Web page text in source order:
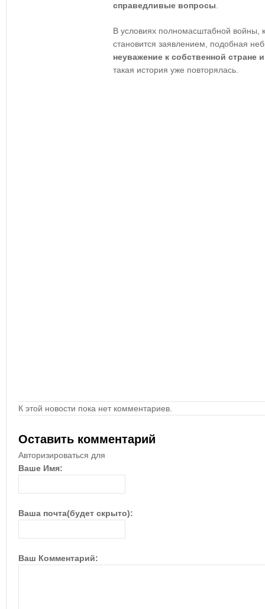
справедливые вопросы
В условиях полномасштабной войны,
становится заявлением, подобная
неуважение к собственной стране
такая история уже повторялась.
К этой новости пока нет комментариев.
Оставить комментарий
Авторизироваться для
Ваше Имя:
Ваша почта(будет скрыто):
Ваш Комментарий: